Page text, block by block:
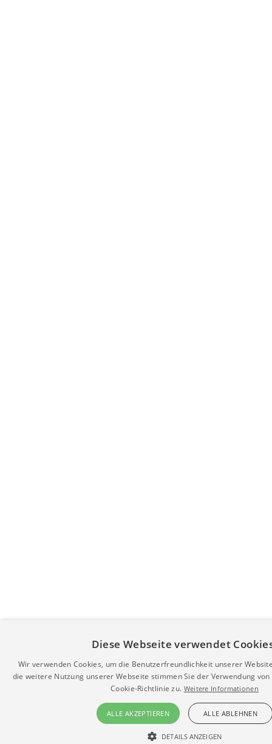
Diese Webseite verwendet
Wir verwenden Cookies, um die Benutzerfreundlichkeit unserer
die weitere Nutzung unserer Webseite stimmen Sie der Verwendung
Cookie-Richtlinie zu. Weitere Informationen
ALLE AKZEPTIEREN ALLE ABLEHNEN
DETAILS ANZEIGEN